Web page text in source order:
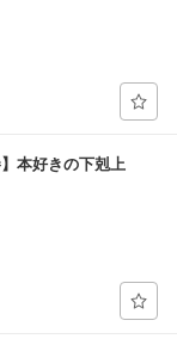
本好きの下剋上